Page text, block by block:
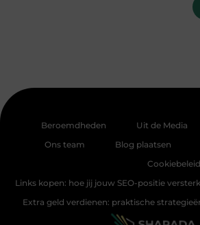
Beroemdheden Uit de Media
Ons team
Blog plaatsen
Links kopen: hoe jij jouw SEO-positie
Extra geld verdienen: praktische